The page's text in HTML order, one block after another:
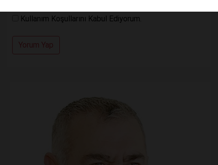
Kullanım Koşullarını Kabul Ediyorum.
Yorum Yap